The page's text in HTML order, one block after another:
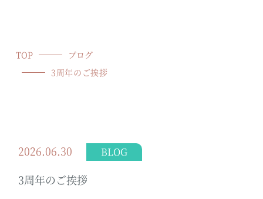
TOP
ブログ
3周年のご挨拶
2026.06.30 BLOG
3周年のご挨拶